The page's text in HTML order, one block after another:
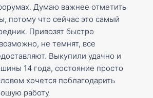
Думаю важнее отметить
потому что сейчас это самый
Привозят быстро
не темнят, все
Выкупили удачно и
14 года, состояние просто
хочется поблагодарить
работу